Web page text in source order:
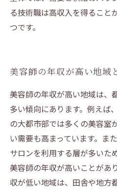
る技術職は高収入を得ること
つです。
美容師の年収が高い地域
美容師の年収が高い地域は、
多い傾向にあります。例えば
の大都市部では多くの美容室
い需要も高まっています。ま
サロンを利用する層が多いた
美容師の年収が高いことがあ
収が低い地域は、田舎や地方